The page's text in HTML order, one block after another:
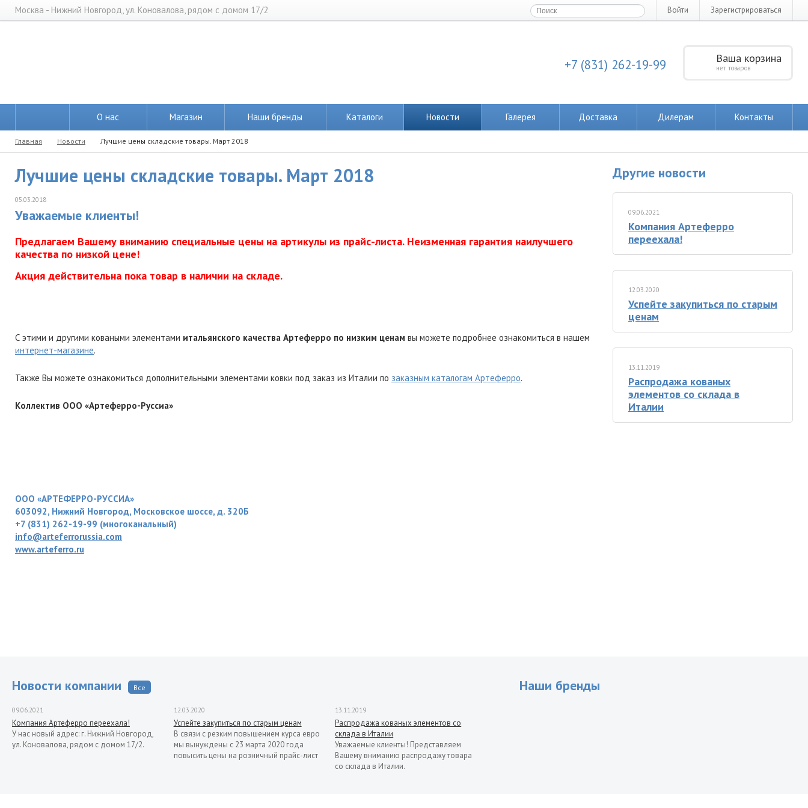
Москва - Нижний Новгород, ул. Коновалова, рядом с домом 17/2 Войти Зарегистрироваться
Ваша корзина
нет товаров
+7 (831) 262-19-99
О нас Магазин Наши бренды Каталоги Новости Галерея Доставка Дилерам Контакты
Главная Новости Лучшие цены складские товары. Март 2018
Другие новости
09.06.2021
Компания Артеферро
переехала!
12.03.2020
Успейте закупиться по старым
ценам
13.11.2019
Распродажа кованых
элементов со склада в
Италии
Лучшие цены складские товары. Март 2018
05.03.2018
Уважаемые клиенты!
Предлагаем Вашему вниманию специальные цены на артикулы из прайс-листа. Неизменная гарантия наилучшего
качества по низкой цене!
Акция действительна пока товар в наличии на складе.
С этими и другими коваными элементами итальянского качества Артеферро по низким ценам вы можете подробнее ознакомиться в нашем
интернет-магазине.
Также Вы можете ознакомиться дополнительными элементами ковки под заказ из Италии по заказным каталогам Артеферро.
Коллектив ООО «Артеферро-Руссиа»
ООО «АРТЕФЕРРО-РУССИА»
603092, Нижний Новгород, Московское шоссе, д. 320Б
+7 (831) 262-19-99 (многоканальный)
info@arteferrorussia.com
www.arteferro.ru
Наши бренды
Новости компании Все
09.06.2021
Компания Артеферро переехала!
У нас новый адрес: г. Нижний Новгород,
ул. Коновалова, рядом с домом 17/2.
12.03.2020
Успейте закупиться по старым ценам
В связи с резким повышением курса евро
мы вынуждены с 23 марта 2020 года
повысить цены на розничный прайс-лист
13.11.2019
Распродажа кованых элементов со
склада в Италии
Уважаемые клиенты! Представляем
Вашему вниманию распродажу товара
со склада в Италии.